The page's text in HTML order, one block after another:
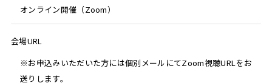
オンライン開催（Zoom）
会場URL
※お申込みいただいた方には個別メールにてZoom視聴URLをお
送りします。